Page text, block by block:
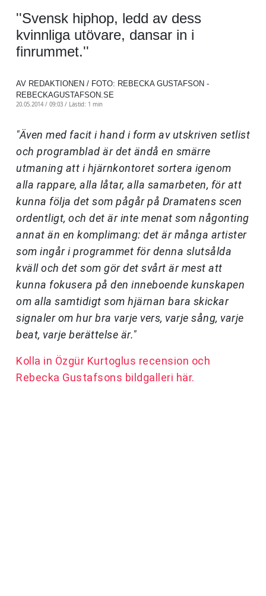
''Svensk hiphop, ledd av dess
kvinnliga utövare, dansar in i
finrummet.''
AV REDAKTIONEN / FOTO: REBECKA GUSTAFSON -
REBECKAGUSTAFSON.SE
20.05.2014 / 09:03 / Lästid: 1 min
"Även med facit i hand i form av utskriven setlist
och programblad är det ändå en smärre
utmaning att i hjärnkontoret sortera igenom
alla rappare, alla låtar, alla samarbeten, för att
kunna följa det som pågår på Dramatens scen
ordentligt, och det är inte menat som någonting
annat än en komplimang: det är många artister
som ingår i programmet för denna slutsålda
kväll och det som gör det svårt är mest att
kunna fokusera på den inneboende kunskapen
om alla samtidigt som hjärnan bara skickar
signaler om hur bra varje vers, varje sång, varje
beat, varje berättelse är."
Kolla in Özgür Kurtoglus recension och
Rebecka Gustafsons bildgalleri här.